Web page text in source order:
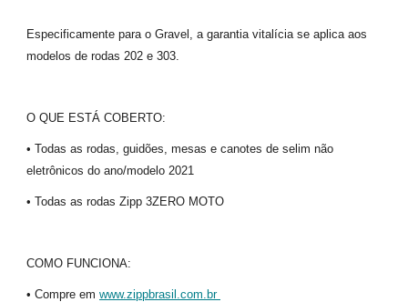
Especificamente para o Gravel, a garantia vitalícia se aplica aos
modelos de rodas 202 e 303.
O QUE ESTÁ COBERTO:
• Todas as rodas, guidões, mesas e canotes de selim não
eletrônicos do ano/modelo 2021
• Todas as rodas Zipp 3ZERO MOTO
COMO FUNCIONA:
• Compre em www.zippbrasil.com.br